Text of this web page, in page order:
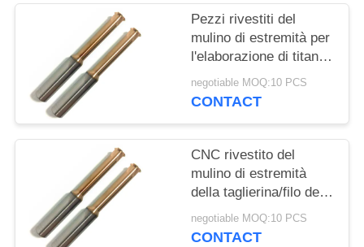
Pezzi rivestiti del
mulino di estremità per
l'elaborazione di titanio
dell'acciaio inossidabile
della stampa di trapano
negotiable MOQ:10 PCS
CONTACT
CNC rivestito del
mulino di estremità
della taglierina/filo del
mulino del filo che
elabora i mulini
negotiable MOQ:10 PCS
CONTACT